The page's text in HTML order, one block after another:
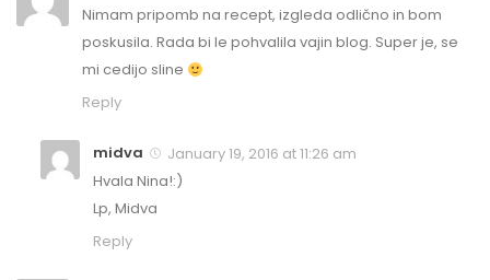
Nimam pripomb na recept, izgleda odlično in bom
poskusila. Rada bi le pohvalila vajin blog. Super je, se
mi cedijo sline
Reply
midva
January 19, 2016 at 11:26 am
Hvala Nina!:)
Lp, Midva
Reply